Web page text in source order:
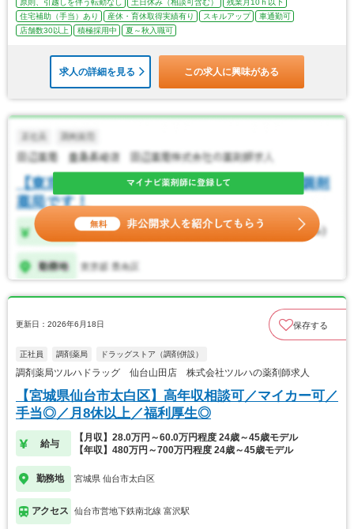
原則、引越しを伴う転勤なし 土日休み（相談可含む）
残業月10ｈ以下
住宅補助（手当）あり
産休・育休取得実績有り スキルアップ
車通勤可
店舗数30以上
積極採用中 夏～秋入職可
求人の詳細を見る この求人に興味がある
更新日：2026年6月18日 保存する
正社員 調剤薬局 ドラッグストア（調剤併設）
調剤薬局ツルハドラッグ 仙台山田店 株式会社ツルハの薬剤師求人
【宮城県仙台市太白区】高年収相談可／マイカー可／
手当◎／月8休以上／福利厚生◎
給与
【月収】28.0万円～60.0万円程度 24歳～45歳モデル
【年収】480万円～700万円程度 24歳～45歳モデル
勤務地 宮城県 仙台市太白区
アクセス 仙台市営地下鉄南北線 富沢駅